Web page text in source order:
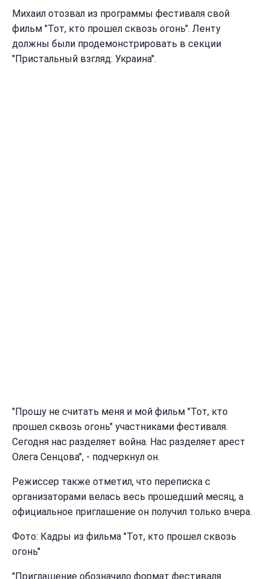
Михаил отозвал из программы фестиваля свой
фильм "Тот, кто прошел сквозь огонь". Ленту
должны были продемонстрировать в секции
"Пристальный взгляд: Украина".
"Прошу не считать меня и мой фильм "Тот, кто
прошел сквозь огонь" участниками фестиваля.
Сегодня нас разделяет война. Нас разделяет арест
Олега Сенцова", - подчеркнул он.
Режиссер также отметил, что переписка с
организаторами велась весь прошедший месяц, а
официальное приглашение он получил только вчера.
Фото: Кадры из фильма "Тот, кто прошел сквозь
огонь"
"Приглашение обозначило формат фестиваля